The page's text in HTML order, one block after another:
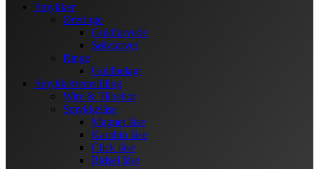
Smykker
Øreringe
Guldfarvede
Sølvfarvet
Ringe
Guldbelagt
Smykkefremstilling
Wire & Tilbehør
Smykkelåse
Magnet låse
Karabin låse
Click låse
Bidsel låse